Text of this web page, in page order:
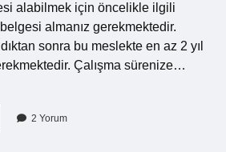
alabilmek için öncelikle ilgili
almanız gerekmektedir.
sonra bu meslekte en az 2 yıl
Çalışma sürenize…
2 Yorum